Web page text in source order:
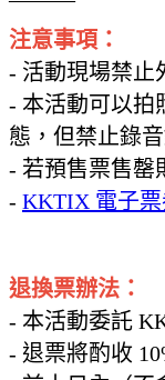
注意事項：
- 活動現場禁止
- 本活動可以拍
態，但禁止錄音
- 若預售票售罄
- KKTIX 電子票
退換票辦法：
- 本活動委託
- 退票將酌收